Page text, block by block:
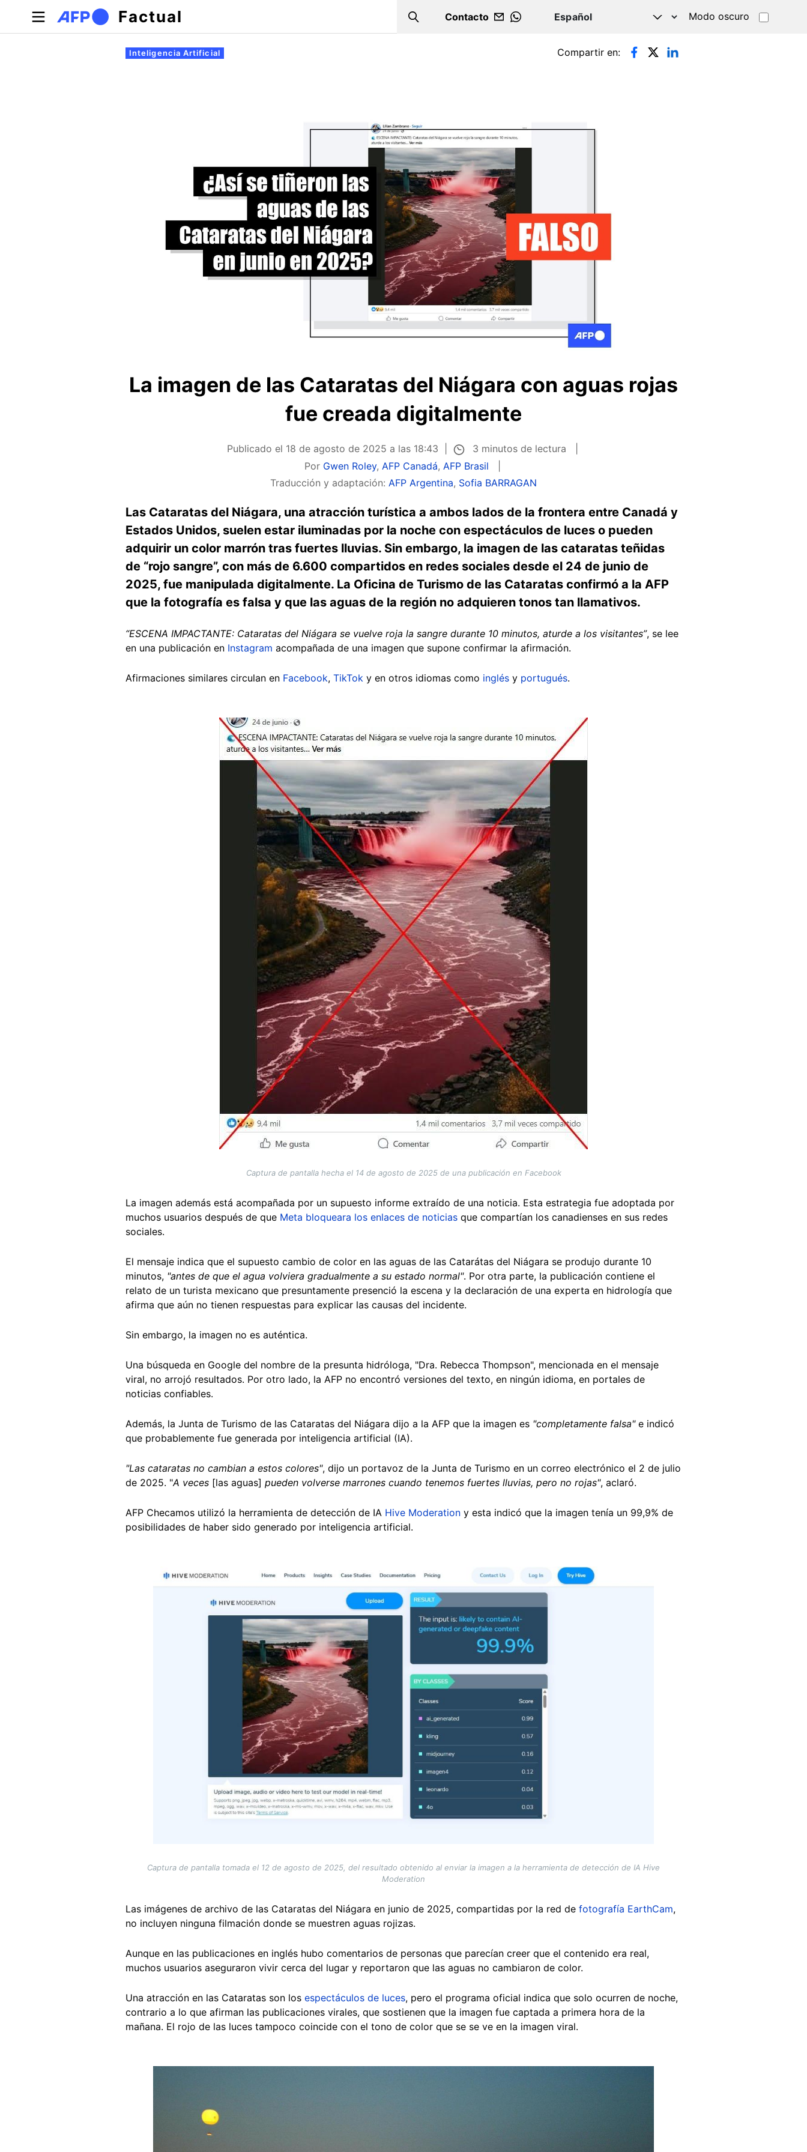
Pasar al contenido principal
Factual Search
Contacto
WHATSAPP
Modo oscuro
Solapas principales
Inteligencia Artificial Compartir en:
La imagen de las Cataratas del Niágara con aguas rojas
fue creada digitalmente
Publicado el 18 de agosto de 2025 a las 18:43
3 minutos de lectura
Por Gwen Roley, AFP Canadá, AFP Brasil
Traducción y adaptación: AFP Argentina, Sofia BARRAGAN
Las Cataratas del Niágara, una atracción turística a ambos lados de la frontera entre Canadá y
Estados Unidos, suelen estar iluminadas por la noche con espectáculos de luces o pueden
adquirir un color marrón tras fuertes lluvias. Sin embargo, la imagen de las cataratas teñidas
de “rojo sangre”, con más de 6.600 compartidos en redes sociales desde el 24 de junio de
2025, fue manipulada digitalmente. La Oficina de Turismo de las Cataratas confirmó a la AFP
que la fotografía es falsa y que las aguas de la región no adquieren tonos tan llamativos.
“ESCENA IMPACTANTE: Cataratas del Niágara se vuelve roja la sangre durante 10 minutos, aturde a los visitantes”, se lee
en una publicación en Instagram acompañada de una imagen que supone confirmar la afirmación.
Afirmaciones similares circulan en Facebook, TikTok y en otros idiomas como inglés y portugués.
Captura de pantalla hecha el 14 de agosto de 2025 de una publicación en Facebook
La imagen además está acompañada por un supuesto informe extraído de una noticia. Esta estrategia fue adoptada por
muchos usuarios después de que Meta bloqueara los enlaces de noticias que compartían los canadienses en sus redes
sociales.
El mensaje indica que el supuesto cambio de color en las aguas de las Catarátas del Niágara se produjo durante 10
minutos, "antes de que el agua volviera gradualmente a su estado normal". Por otra parte, la publicación contiene el
relato de un turista mexicano que presuntamente presenció la escena y la declaración de una experta en hidrología que
afirma que aún no tienen respuestas para explicar las causas del incidente.
Sin embargo, la imagen no es auténtica.
Una búsqueda en Google del nombre de la presunta hidróloga, "Dra. Rebecca Thompson", mencionada en el mensaje
viral, no arrojó resultados. Por otro lado, la AFP no encontró versiones del texto, en ningún idioma, en portales de
noticias confiables.
Además, la Junta de Turismo de las Cataratas del Niágara dijo a la AFP que la imagen es "completamente falsa"e indicó
que probablemente fue generada por inteligencia artificial (IA).
"Las cataratas no cambian a estos colores", dijo un portavoz de la Junta de Turismo en un correo electrónico el 2 de julio
de 2025. "A veces [las aguas] pueden volverse marrones cuando tenemos fuertes lluvias, pero no rojas", aclaró.
AFP Checamos utilizó la herramienta de detección de IA Hive Moderation y esta indicó que la imagen tenía un 99,9% de
posibilidades de haber sido generado por inteligencia artificial.
Captura de pantalla tomada el 12 de agosto de 2025, del resultado obtenido al enviar la imagen a la herramienta de detección de IA Hive
Moderation
Las imágenes de archivo de las Cataratas del Niágara en junio de 2025, compartidas por la red de fotografía EarthCam,
no incluyen ninguna filmación donde se muestren aguas rojizas.
Aunque en las publicaciones en inglés hubo comentarios de personas que parecían creer que el contenido era real,
muchos usuarios aseguraron vivir cerca del lugar y reportaron que las aguas no cambiaron de color.
Una atracción en las Cataratas son los espectáculos de luces, pero el programa oficial indica que solo ocurren de noche,
contrario a lo que afirman las publicaciones virales, que sostienen que la imagen fue captada a primera hora de la
mañana. El rojo de las luces tampoco coincide con el tono de color que se se ve en la imagen viral.